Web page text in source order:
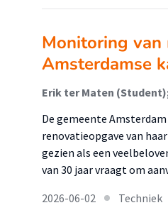
Monitoring van
Amsterdamse
Erik ter Maten
De gemeente
renovatieopgave van
gezien als een
van 30 jaar vraagt om
2026-06-02
Techniek